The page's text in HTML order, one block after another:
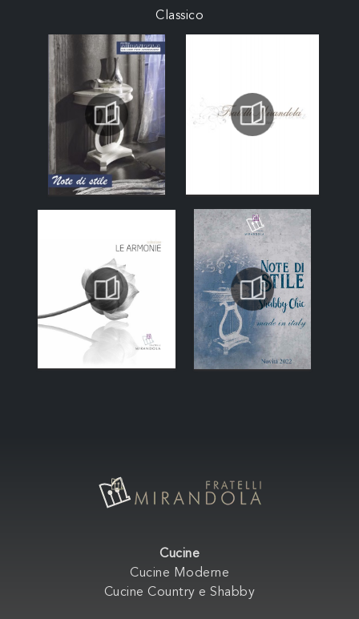
Classico
Cucine
Cucine Moderne
Cucine Country e Shabby